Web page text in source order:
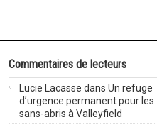
Commentaires de lecteurs
Lucie Lacasse dans Un refuge
d’urgence permanent pour les
sans-abris à Valleyfield